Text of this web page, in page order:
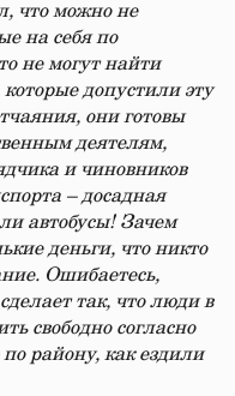
что можно не
на себя по
не могут найти
допустили эту
они готовы
деятелям,
и чиновников
– досадная
автобусы! Зачем
деньги, что никто
Ошибаетесь,
так, что люди в
свободно согласно
району, как ездили